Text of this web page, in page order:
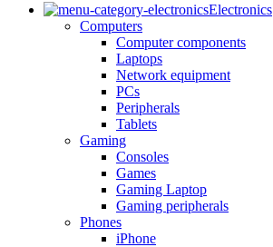
Electronics
Computers
Computer components
Laptops
Network equipment
PCs
Peripherals
Tablets
Gaming
Consoles
Games
Gaming Laptop
Gaming peripherals
Phones
iPhone